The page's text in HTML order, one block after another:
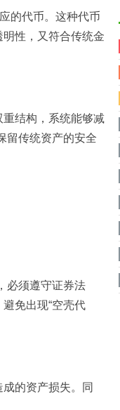
的代币。这种代币
性，又符合传统金
结构，系统能够减
留传统资产的安全
必须遵守证券法
免出现“空壳代
的资产损失。同